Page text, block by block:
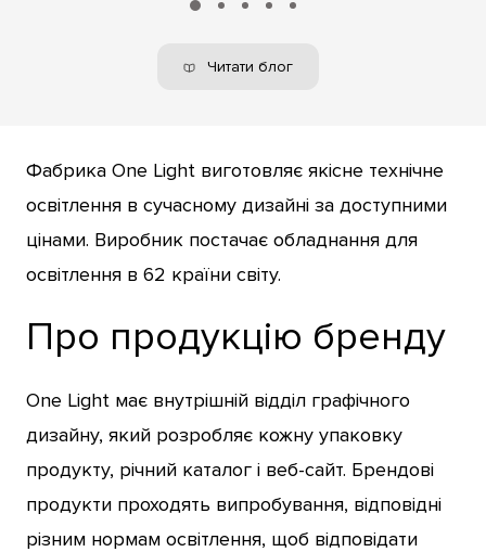
Читати блог
Фабрика One Light виготовляє якісне технічне
освітлення в сучасному дизайні за доступними
цінами. Виробник постачає обладнання для
освітлення в 62 країни світу.
Про продукцію бренду
One Light має внутрішній відділ графічного
дизайну, який розробляє кожну упаковку
продукту, річний каталог і веб-сайт. Брендові
продукти проходять випробування, відповідні
різним нормам освітлення, щоб відповідати